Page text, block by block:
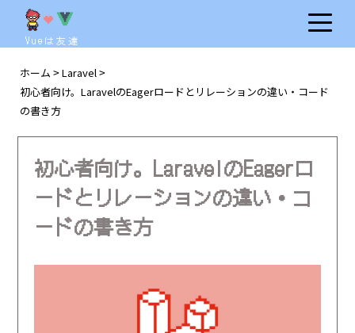
Vueは友達
ホーム > Laravel >
初心者向け。LaravelのEagerロードとリレーションの違い・コード
の書き方
初心者向け。LaravelのEagerロ
ードとリレーションの違い・コ
ードの書き方